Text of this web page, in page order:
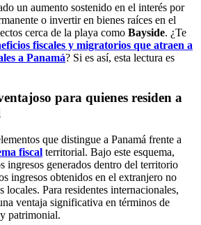
un aumento sostenido en el interés por
o invertir en bienes raíces en el
cerca de la playa como Bayside. ¿Te
fiscales y migratorios que atraen a
a Panamá? Si es así, esta lectura es
para quienes residen a
que distingue a Panamá frente a
fiscal territorial. Bajo este esquema,
ingresos generados dentro del territorio
ingresos obtenidos en el extranjero no
locales. Para residentes internacionales,
ventaja significativa en términos de
patrimonial.